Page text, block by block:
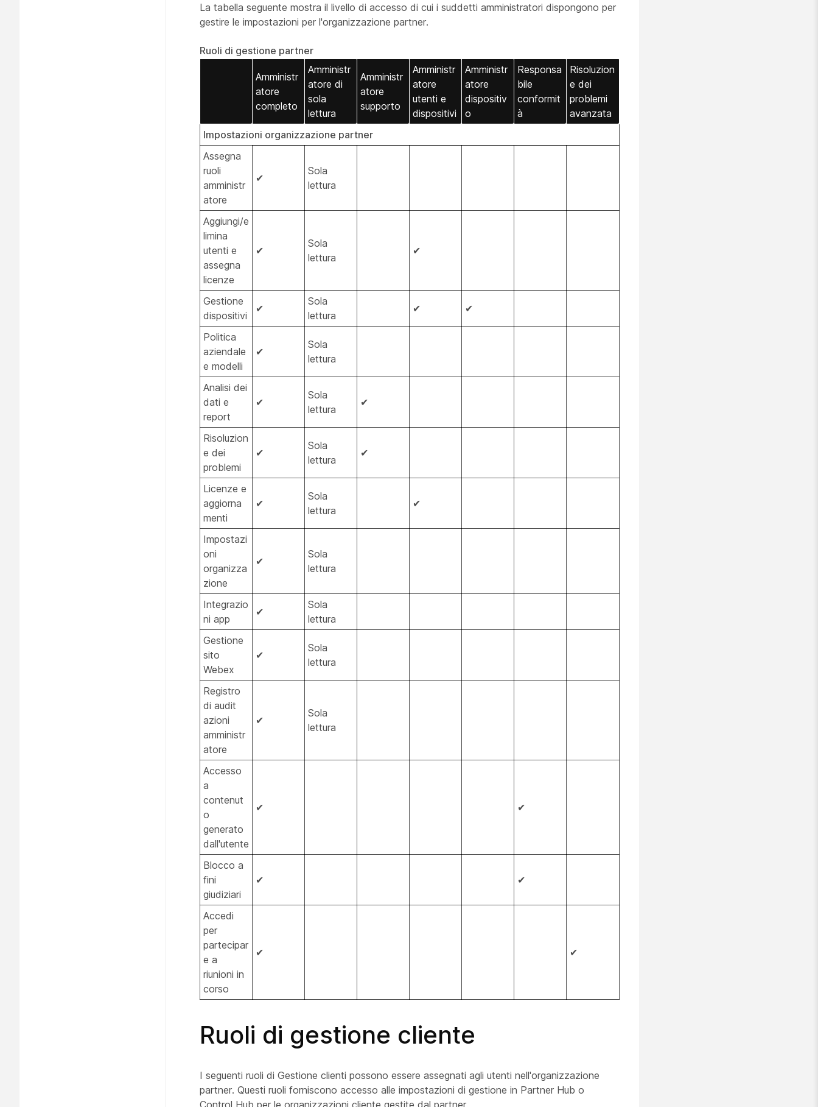
La tabella seguente mostra il livello di accesso di cui i suddetti amministratori dispongono per
gestire le impostazioni per l'organizzazione partner.
Ruoli di gestione partner
Amministr
atore
completo
Amministr
atore di
sola
lettura
Amministr
atore
supporto
Amministr
atore
utenti e
dispositivi
Amministr
atore
dispositiv
o
Responsa
bile
conformit
à
Risoluzion
e dei
problemi
avanzata
Impostazioni organizzazione partner
Assegna
ruoli
amministr
atore
✔
Sola
lettura
Aggiungi/e
limina
utenti e
assegna
licenze
✔
Sola
lettura
✔
Gestione
dispositivi
✔
Sola
lettura
✔ ✔
Politica
aziendale
e modelli
✔
Sola
lettura
Analisi dei
dati e
report
✔
Sola
lettura
✔
Risoluzion
e dei
problemi
✔
Sola
lettura
✔
Licenze e
aggiorna
menti
✔
Sola
lettura
✔
Impostazi
oni
organizza
zione
✔
Sola
lettura
Integrazio
ni app
✔
Sola
lettura
Gestione
sito
Webex
✔
Sola
lettura
Registro
di audit
azioni
amministr
atore
✔
Sola
lettura
Accesso
a
contenut
o
generato
dall'utente
✔ ✔
Blocco a
fini
giudiziari
✔ ✔
Accedi
per
partecipar
e a
riunioni in
corso
✔ ✔
Ruoli di gestione cliente
I seguenti ruoli di Gestione clienti possono essere assegnati agli utenti nell'organizzazione
partner. Questi ruoli forniscono accesso alle impostazioni di gestione in Partner Hub o
Control Hub per le organizzazioni cliente gestite dal partner.